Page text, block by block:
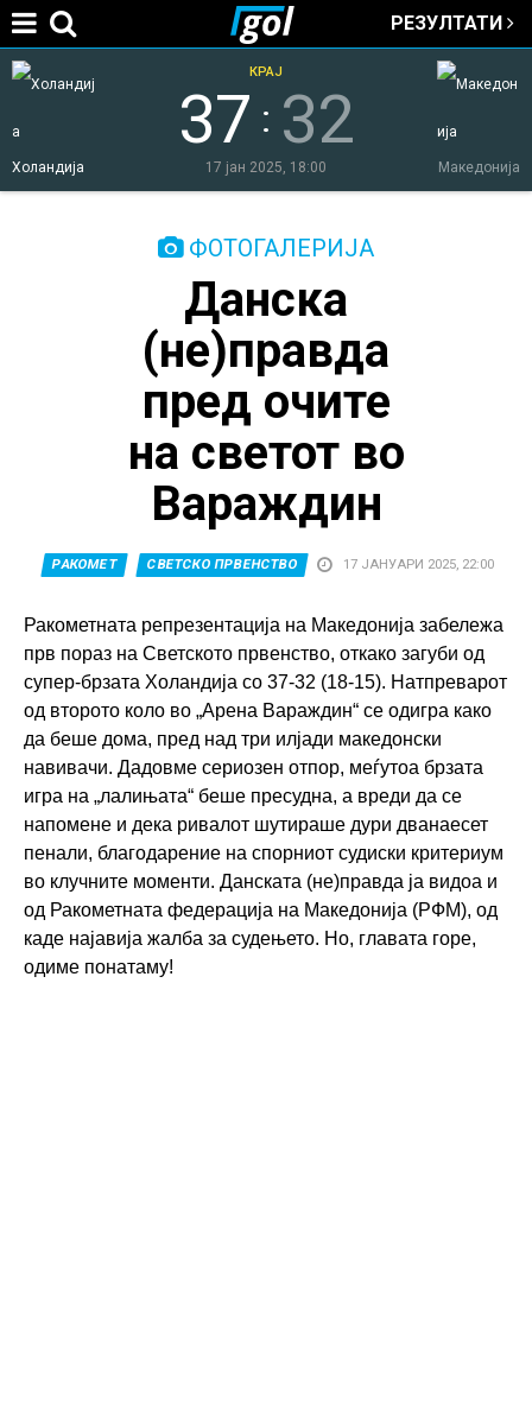
Jump to navigation
РЕЗУЛТАТИ
Холандија Македонија
37 : 32
КРАЈ
17 јан 2025, 18:00
ФОТОГАЛЕРИЈА
Данска
(не)правда
пред очите
на светот во
Вараждин
РАКОМЕТ СВЕТСКО ПРВЕНСТВО 17 ЈАНУАРИ 2025, 22:00
Ракометната репрезентација на Македонија забележа
прв пораз на Светското првенство, откако загуби од
супер-брзата Холандија со 37-32 (18-15). Натпреварот
од второто коло во „Арена Вараждин“ се одигра како
да беше дома, пред над три илјади македонски
навивачи. Дадовме сериозен отпор, меѓутоа брзата
игра на „лалињата“ беше пресудна, а вреди да се
напомене и дека ривалот шутираше дури дванаесет
пенали, благодарение на спорниот судиски критериум
во клучните моменти. Данската (не)правда ја видоа и
од Ракометната федерација на Македонија (РФМ), од
каде најавија жалба за судењето. Но, главата горе,
одиме понатаму!